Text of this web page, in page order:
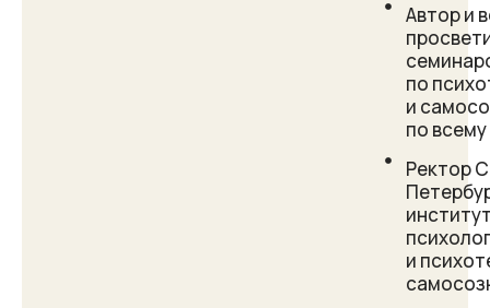
Автор и
по
и
по
Ректор
и